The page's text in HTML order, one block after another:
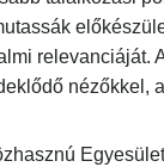
relevanciáját.
nézőkkel,